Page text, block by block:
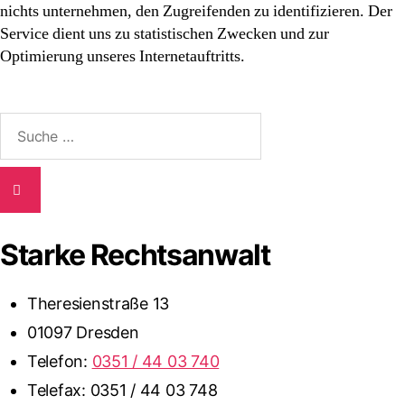
nichts unternehmen, den Zugreifenden zu identifizieren. Der
Service dient uns zu statistischen Zwecken und zur
Optimierung unseres Internetauftritts.
Starke Rechtsanwalt
Theresienstraße 13
01097 Dresden
Telefon: 0351 / 44 03 740
Telefax: 0351 / 44 03 748